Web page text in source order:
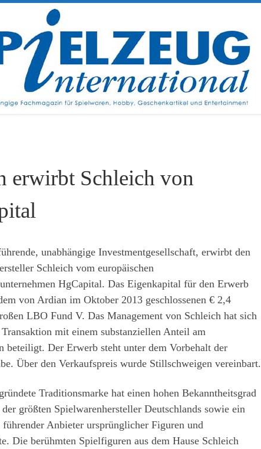
erwirbt Schleich von
unabhängige Investmentgesellschaft, erwirbt den
Schleich vom europäischen
HgCapital. Das Eigenkapital für den Erwerb
von Ardian im Oktober 2013 geschlossenen € 2,4
LBO Fund V. Das Management von Schleich hat sich
mit einem substanziellen Anteil am
beteiligt. Der Erwerb steht unter dem Vorbehalt der
Über den Verkaufspreis wurde Stillschweigen vereinbart.
Traditionsmarke hat einen hohen Bekanntheitsgrad
größten Spielwarenhersteller Deutschlands sowie ein
Anbieter ursprünglicher Figuren und
Die berühmten Spielfiguren aus dem Hause Schleich